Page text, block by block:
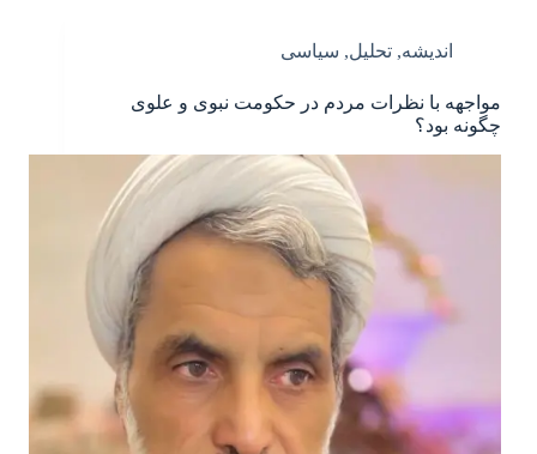
اندیشه, تحلیل, سیاسی
مواجهه با نظرات مردم در حکومت نبوی و علوی
چگونه بود؟